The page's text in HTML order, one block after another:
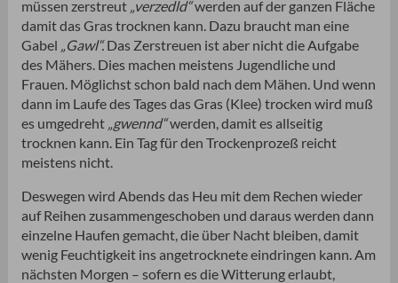
müssen zerstreut „verzedld“werden auf der ganzen Fläche
damit das Gras trocknen kann. Dazu braucht man eine
Gabel „Gawl“.Das Zerstreuen ist aber nicht die Aufgabe
des Mähers. Dies machen meistens Jugendliche und
Frauen. Möglichst schon bald nach dem Mähen. Und wenn
dann im Laufe des Tages das Gras (Klee) trocken wird muß
es umgedreht „gwennd“werden, damit es allseitig
trocknen kann. Ein Tag für den Trockenprozeß reicht
meistens nicht.
Deswegen wird Abends das Heu mit dem Rechen wieder
auf Reihen zusammengeschoben und daraus werden dann
einzelne Haufen gemacht, die über Nacht bleiben, damit
wenig Feuchtigkeit ins angetrocknete eindringen kann. Am
nächsten Morgen – sofern es die Witterung erlaubt,